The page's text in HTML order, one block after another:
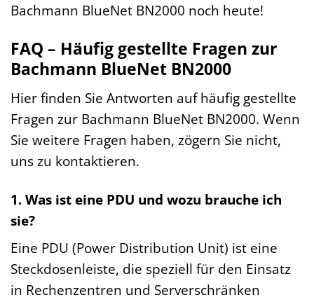
Bachmann BlueNet BN2000 noch heute!
FAQ – Häufig gestellte Fragen zur
Bachmann BlueNet BN2000
Hier finden Sie Antworten auf häufig gestellte
Fragen zur Bachmann BlueNet BN2000. Wenn
Sie weitere Fragen haben, zögern Sie nicht,
uns zu kontaktieren.
1. Was ist eine PDU und wozu brauche ich
sie?
Eine PDU (Power Distribution Unit) ist eine
Steckdosenleiste, die speziell für den Einsatz
in Rechenzentren und Serverschränken